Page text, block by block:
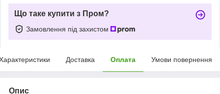
Що таке купити з Пром?
Замовлення під захистом
Доставка Оплата Умови повернення
Опис